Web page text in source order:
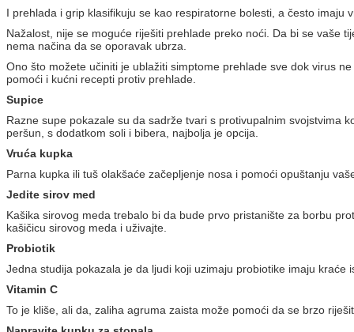
I prehlada i grip klasifikuju se kao respiratorne bolesti, a često
Nažalost, nije se moguće riješiti prehlade preko noći. Da bi se vaše
nema načina da se oporavak ubrza.
Ono što možete učiniti je ublažiti simptome prehlade sve dok virus
pomoći i kućni recepti protiv prehlade.
Supice
Razne supe pokazale su da sadrže tvari s protivupalnim svojstvima
peršun, s dodatkom soli i bibera, najbolja je opcija.
Vruća kupka
Parna kupka ili tuš olakšaće začepljenje nosa i pomoći opuštanju
Jedite sirov med
Kašika sirovog meda trebalo bi da bude prvo pristanište za borbu
kašičicu sirovog meda i uživajte.
Probiotik
Jedna studija pokazala je da ljudi koji uzimaju probiotike imaju
Vitamin C
To je kliše, ali da, zaliha agruma zaista može pomoći da se brzo